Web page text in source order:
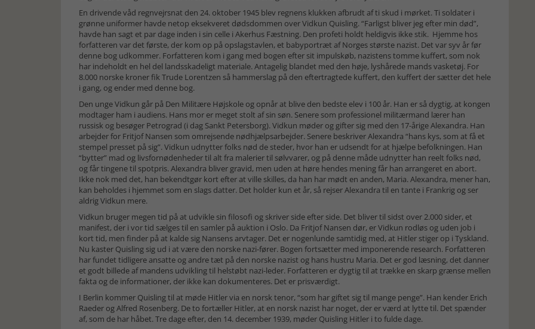
En drivende våd regnvejrsnat den 24. oktober 1945 blev regnens klukken afbrudt af ti skud i mørket. Ti soldater i
grønne uniformer havde netop eksekveret dødsdommen over Vidkun Quisling. “Farligst bliver jeg efter min død”,
havde han sagt et par dage inden i sin celle i Akerhus Fæstning. Den profeti holdt heldigvis ikke stik. Hjemme hos
forfatteren var det første, der kom op på opslagstavlen, et babyportræt af Norges største nazist. Det var syv år før
denne bog udkommer. Forfatteren kom i gang med bogen efter sit impulskøb, nazistens tomme kuffert, som nok
har indeholdt en hel del landsskadeligt materiale. Antagelig blandet med den høje, lyshårede mands vasketøj. For
8.000 norske kroner fik Trude Lorentzen så hammerslag på den eftertragtede kuffert, den kuffert der sætter det hele
i gang, og ender med denne bog.
Den unge Vidkun går på Den Militære Højskole og opnår at blive den bedste elev i 100 år. Han er så dygtig, at kongen
modtager ham i audiens. Hans mor er meget stolt af sin søn. Senere som professionel militærmand lærer han
russisk og besøger Petrograd (i dag Sankt Petersborg). Vidkun møder og gifter sig med den 17-årige Alexandra. Han
arbejder for Fritjof Nansen som omrejsende nødhjælpsarbejder. Senere beskriver Alexandra “hans kys, som at få et
stempel presset på sig”. Vidkun udnytter folks nød de steder, hvor han er udsendt for at hjælpe befolkningen. Han
“bytter” mad og livsfornødenheder til alt fra malerier til sølvvarer, og på denne måde udnytter han reelt folks nød,
og får tingene til spotpris. Alexandra bliver gravid, men uden at høre hendes mening får han arrangeret en abort.
Ikke nok med det, han bekendtgør kort efter at ville skilles, da han har mødt en anden, Maria. Alexandra, mener han,
kan beholdes i hjemmet som en slags datter. Det holder kun et år, så rejser Alexandra til en tante i Frankrig og ser
aldrig Vidkun mere.
Vidkun bruger megen tid på at udvikle sin filosofi og skriver side efter side. Det bliver til sidst over 2.000 sider, et
manifest, der i vor tid sælges til en samler på auktion i Oslo. Da Fritjof Nansen dør, er Vidkun rodløs og uden job i
kort tid, men finder på at kalde sig Nansens arvtager. Det er nogenlunde samtidig med, at Hitler stiger op i Tyskland.
Nu kaster Quisling sig ud i at være den norske nazi-fører. Bogen fortsætter med imponerende research. Forfatteren
har fundet tidligere ansatte og andre tæt på den norske nazist og hans hustru Maria. Det er god læsning, det danner
et godt billede af mandens udvikling til helstøbt nazi-leder. Forfatteren er dygtig til at trække en skarp grænse mellen
fakta og de informationer, der ikke kan dokumenteres. Det er prisværdigt.
I Berlin kommer Quisling til at møde Hitler via en norsk tenor, “som har giftet sig til mange penge”. Han kender Erich
Raeder og Alfred Rosenberg. De to fortæller Hitler, at en norsk nazist har noget, der er værd at lytte til. Det spænder
af, som de har håbet. Tre dage efter, den 14. december 1939, møder Quisling Hitler i to fulde dage.